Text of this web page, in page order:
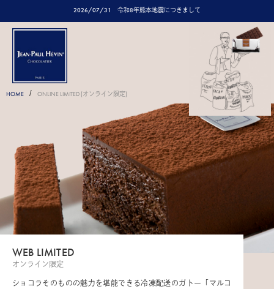
2026/07/31 令和8年熊本地震につきまして
HOME / ONLINE LIMITED (オンライン限定)
WEB LIMITED
オンライン限定
ショコラそのものの魅力を堪能できる冷凍配送のガトー「マルコ